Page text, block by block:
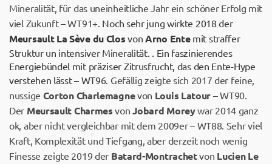
Mineralität, für das uneinheitliche Jahr ein schöner Erfolg mit
viel Zukunft – WT91+. Noch sehr jung wirkte 2018 der
Meursault La Sève du Clos von Arno Entemit straffer
Struktur un intensiver Mineralität. . Ein faszinierendes
Energiebündel mit präziser Zitrusfrucht, das den Ente-Hype
verstehen lässt – WT96. Gefällig zeigte sich 2017 der feine,
nussige Corton Charlemagnevon Louis Latour – WT90.
Der Meursault Charmes vonJobard Moreywar 2014 ganz
ok, aber nicht vergleichbar mit dem 2009er – WT88. Sehr viel
Kraft, Komplexität und Tiefgang, aber derzeit noch wenig
Finesse zeigte 2019 der Batard-Montrachetvon Lucien Le